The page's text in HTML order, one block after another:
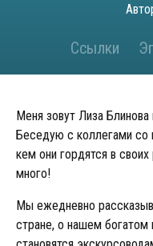
Ссылки
Меня зовут Лиза
Беседую с коллегами со
кем они гордятся в
много!
Мы ежедневно
стране, о нашем богатом